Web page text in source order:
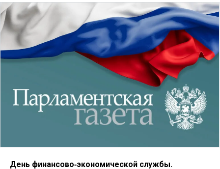
День финансово‑экономической службы.